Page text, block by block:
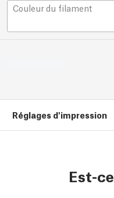
Couleur du filament
Réglages d'impression
Est-